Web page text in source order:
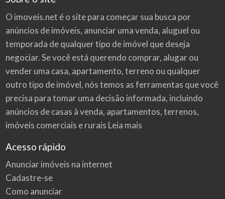
O imoveis.net é o site para começar sua busca por
anúncios de imóveis, anunciar uma venda, aluguel ou
temporada de qualquer tipo de imóvel que deseja
negociar. Se você está querendo comprar, alugar ou
vender uma casa, apartamento, terreno ou qualquer
outro tipo de imóvel, nós temos as ferramentas que você
precisa para tomar uma decisão informada, incluindo
anúncios de casas à venda, apartamentos, terrenos,
imóveis comerciais e rurais Leia mais
Acesso rápido
Anunciar imóveis na internet
Cadastre-se
Como anunciar